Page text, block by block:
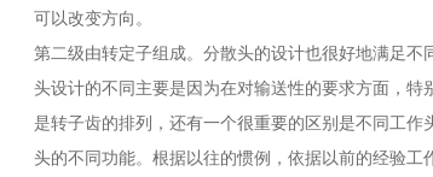
可以改变方向。
第二级由转定子组成。分散头的设计也很好地满足
头设计的不同主要是因为在对输送性的要求方面，
是转子齿的排列，还有一个很重要的区别是不同工
头的不同功能。根据以往的惯例，依据以前的经验